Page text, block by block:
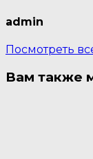
admin
Посмотреть
Вам также